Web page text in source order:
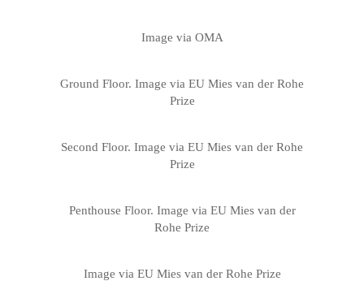
Image via OMA
Ground Floor. Image via EU Mies van der Rohe
Prize
Second Floor. Image via EU Mies van der Rohe
Prize
Penthouse Floor. Image via EU Mies van der
Rohe Prize
Image via EU Mies van der Rohe Prize